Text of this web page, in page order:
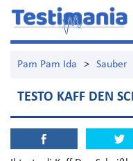
Pam Pam Ida > Sauber
TESTO KAFF DEN